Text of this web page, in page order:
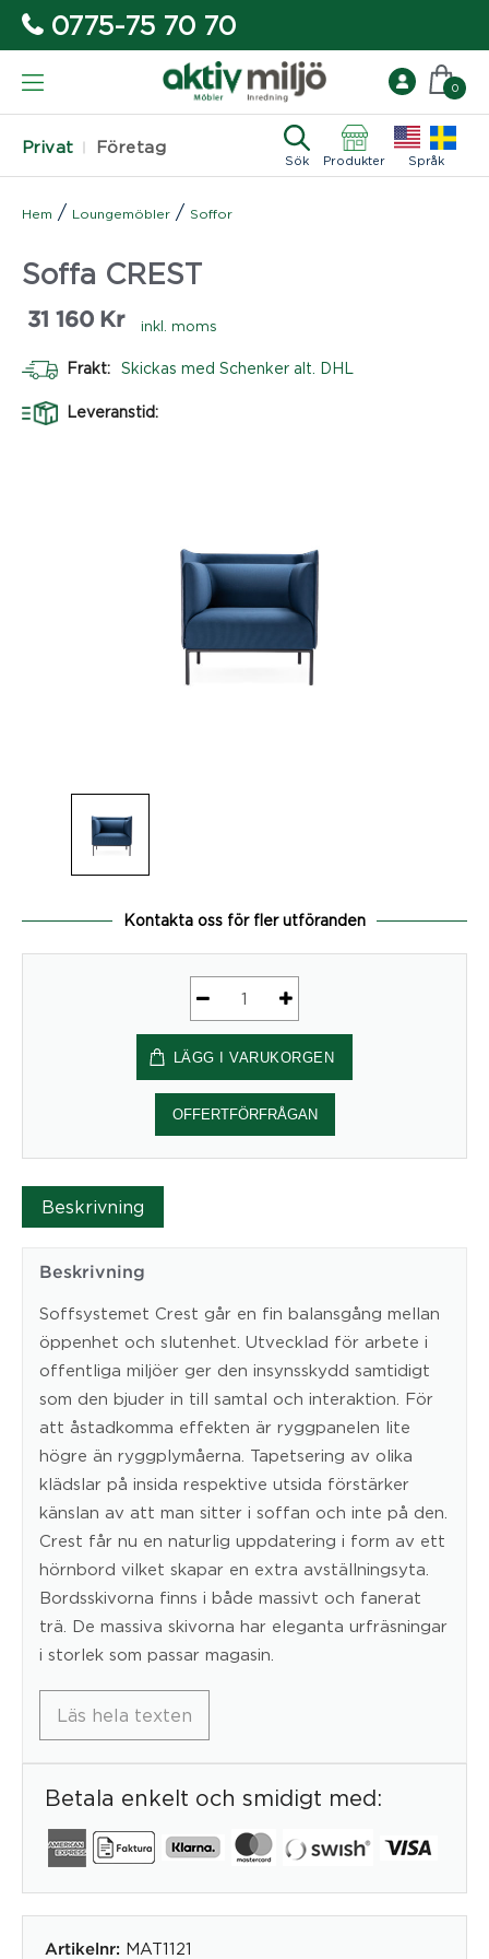
0775-75 70 70
Privat Företag
Sök Produkter Språk
0
Hem / Loungemöbler / Soffor
Soffa CREST
31 160 Kr inkl. moms
Frakt: Skickas med Schenker alt. DHL
Leveranstid:
Kontakta oss för fler utföranden
CREST
mängd
LÄGG I VARUKORGEN
OFFERTFÖRFRÅGAN
Beskrivning
Beskrivning
Soffsystemet Crest går en fin balansgång mellan
öppenhet och slutenhet. Utvecklad för arbete i
offentliga miljöer ger den insynsskydd samtidigt
som den bjuder in till samtal och interaktion. För
att åstadkomma effekten är ryggpanelen lite
högre än ryggplymåerna. Tapetsering av olika
klädslar på insida respektive utsida förstärker
känslan av att man sitter i soffan och inte på den.
Crest får nu en naturlig uppdatering i form av ett
hörnbord vilket skapar en extra avställningsyta.
Bordsskivorna finns i både massivt och fanerat
trä. De massiva skivorna har eleganta urfräsningar
i storlek som passar magasin.
Läs hela texten
Betala enkelt och smidigt med:
Artikelnr: MAT1121